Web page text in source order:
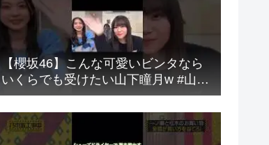
​【櫻坂46】こんな可愛いビンタなら
いくらでも受けたい山下瞳月w #山下
瞳月 #谷口愛季 #森田ひかる #櫻坂46